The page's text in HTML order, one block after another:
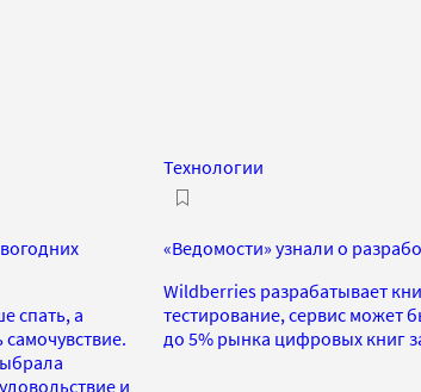
спать, а
и
Технологии
«Ведомости» узнали о
Wildberries разрабатывает
тестирование, сервис может
до 5% рынка цифровых книг